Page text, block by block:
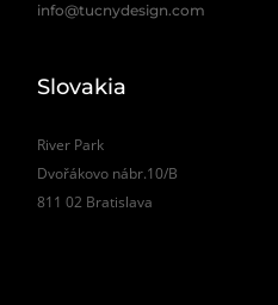
info@tucnydesign.com
Slovakia
River Park
Dvořákovo nábr.10/B
811 02 Bratislava